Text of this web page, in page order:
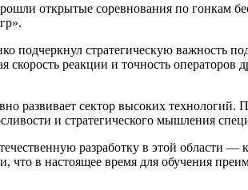
открытые соревнования по гонкам
подчеркнул стратегическую важность
реакции и точность
развивает сектор высоких
и стратегического мышления
разработку в этой области
в настоящее время для обучения